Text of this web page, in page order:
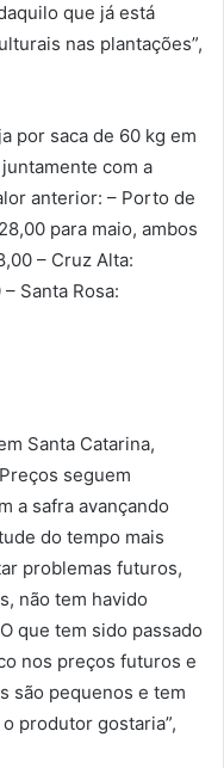
que já está
nas plantações”,
por saca de 60 kg em
com a
anterior: – Porto de
para maio, ambos
– Cruz Alta:
Santa Rosa:
Santa Catarina,
seguem
a safra avançando
do tempo mais
problemas futuros,
não tem havido
que tem sido passado
nos preços futuros e
são pequenos e tem
produtor gostaria”,